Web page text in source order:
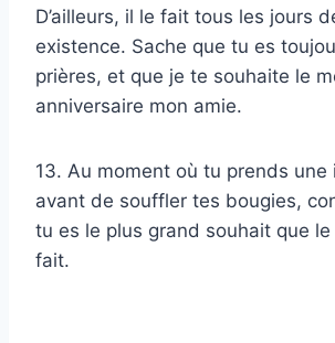
D’ailleurs, il le fait tous les jours
existence. Sache que tu es
prières, et que je te souhaite le
anniversaire mon amie.
13. Au moment où tu prends une
avant de souffler tes bougies,
tu es le plus grand souhait que le
fait.